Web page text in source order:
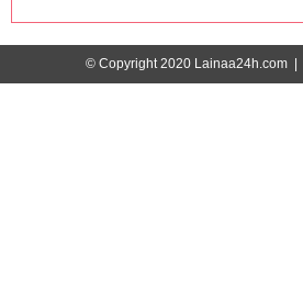
© Copyright 2020 Lainaa24h.com |